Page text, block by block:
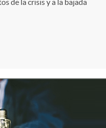
de la crisis y a la bajada